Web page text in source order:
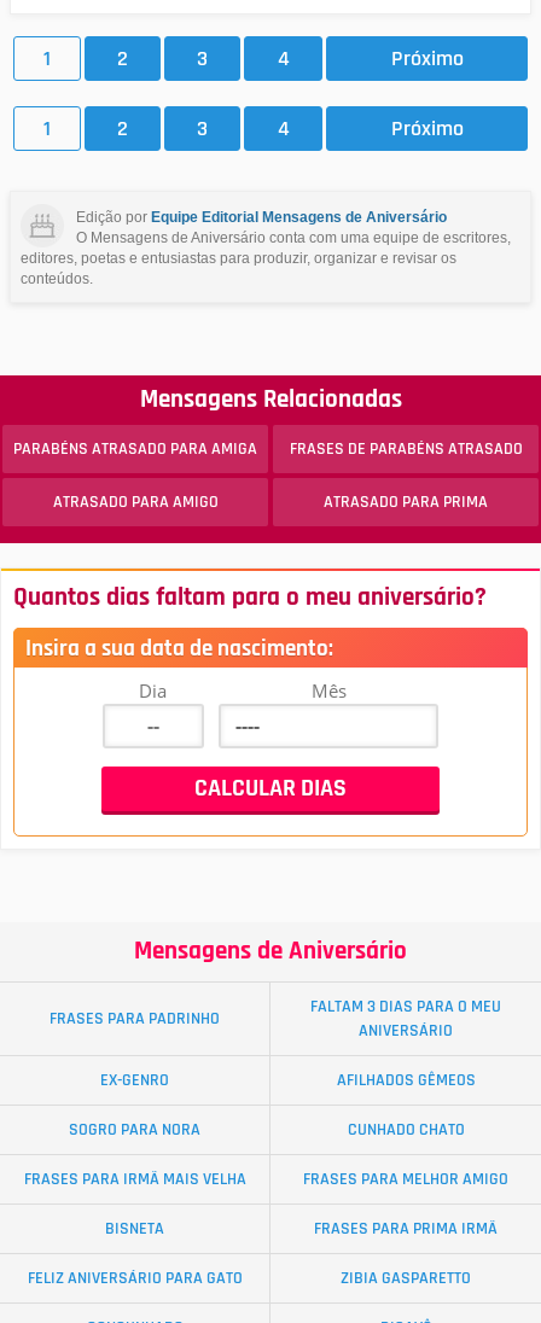
1 2 3 4 Próximo
1 2 3 4 Próximo
Edição por Equipe Editorial Mensagens de Aniversário
O Mensagens de Aniversário conta com uma equipe de escritores,
editores, poetas e entusiastas para produzir, organizar e revisar os
conteúdos.
Mensagens Relacionadas
PARABÉNS ATRASADO PARA AMIGA FRASES DE PARABÉNS ATRASADO
ATRASADO PARA AMIGO ATRASADO PARA PRIMA
Quantos dias faltam para o meu aniversário?
Insira a sua data de nascimento:
Dia Mês
Mensagens de Aniversário
FRASES PARA PADRINHO
FALTAM 3 DIAS PARA O MEU
ANIVERSÁRIO
EX-GENRO AFILHADOS GÊMEOS
SOGRO PARA NORA CUNHADO CHATO
FRASES PARA IRMÃ MAIS VELHA FRASES PARA MELHOR AMIGO
BISNETA FRASES PARA PRIMA IRMÃ
FELIZ ANIVERSÁRIO PARA GATO ZIBIA GASPARETTO